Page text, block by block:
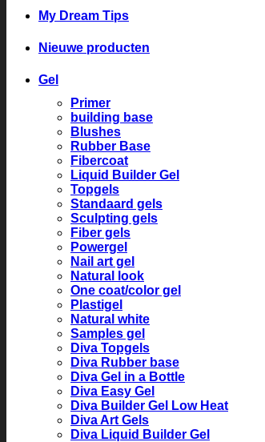
My Dream Tips
Nieuwe producten
Gel
Primer
building base
Blushes
Rubber Base
Fibercoat
Liquid Builder Gel
Topgels
Standaard gels
Sculpting gels
Fiber gels
Powergel
Nail art gel
Natural look
One coat/color gel
Plastigel
Natural white
Samples gel
Diva Topgels
Diva Rubber base
Diva Gel in a Bottle
Diva Easy Gel
Diva Builder Gel Low Heat
Diva Art Gels
Diva Liquid Builder Gel